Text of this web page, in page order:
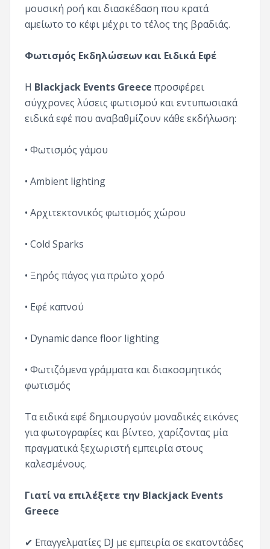
μουσική ροή και διασκέδαση που κρατά
αμείωτο το κέφι μέχρι το τέλος της βραδιάς.
Φωτισμός Εκδηλώσεων και Ειδικά Εφέ
Η Blackjack Events Greece προσφέρει
σύγχρονες λύσεις φωτισμού και εντυπωσιακά
ειδικά εφέ που αναβαθμίζουν κάθε εκδήλωση:
• Φωτισμός γάμου
• Ambient lighting
• Αρχιτεκτονικός φωτισμός χώρου
• Cold Sparks
• Ξηρός πάγος για πρώτο χορό
• Εφέ καπνού
• Dynamic dance floor lighting
• Φωτιζόμενα γράμματα και διακοσμητικός
φωτισμός
Τα ειδικά εφέ δημιουργούν μοναδικές εικόνες
για φωτογραφίες και βίντεο, χαρίζοντας μία
πραγματικά ξεχωριστή εμπειρία στους
καλεσμένους.
Γιατί να επιλέξετε την Blackjack Events
Greece
✔ Επαγγελματίες DJ με εμπειρία σε εκατοντάδες